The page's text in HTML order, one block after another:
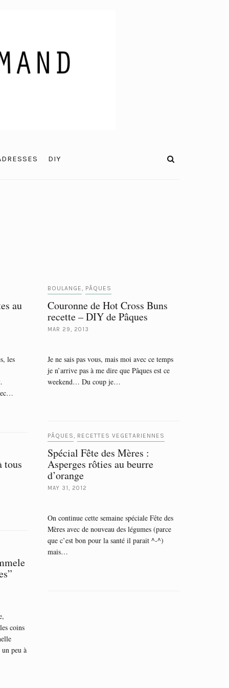
DIY
au
les
BOULANGE, PÂQUES
Couronne de Hot Cross Buns
recette – DIY de Pâques
MAR 29, 2013
Je ne sais pas vous, mais moi avec ce temps
je n’arrive pas à me dire que Pâques est ce
weekend… Du coup je…
PÂQUES, RECETTES VEGETARIENNES
Spécial Fête des Mères :
Asperges rôties au beurre
d’orange
MAY 31, 2012
On continue cette semaine spéciale Fête des
Mères avec de nouveau des légumes (parce
que c’est bon pour la santé il parait ^-^)
mais…
tous
coins
peu à